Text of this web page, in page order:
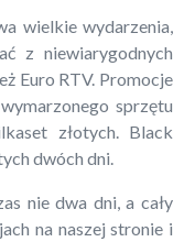
wielkie wydarzenia,
z niewiarygodnych
Euro RTV. Promocje
sprzętu
złotych. Black
dwóch dni.
nie dwa dni, a cały
na naszej stronie i